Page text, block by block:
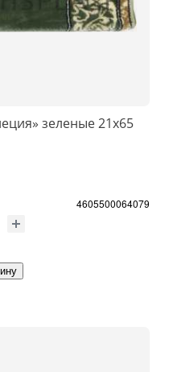
зеленые 21x65
4605500064079